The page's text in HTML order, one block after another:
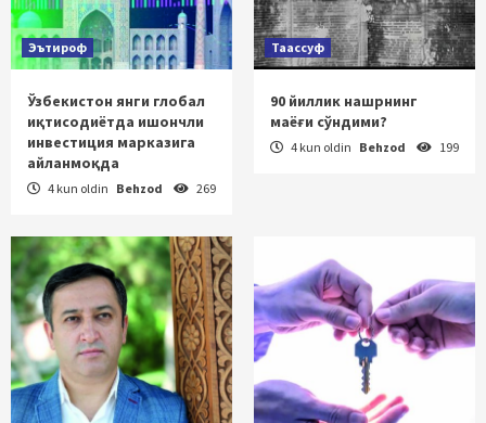
Эътироф
Ўзбекистон янги глобал
иқтисодиётда ишончли
инвестиция марказига
айланмоқда
4 kun oldin Behzod 269
Таассуф
90 йиллик нашрнинг
маёғи сўндими?
4 kun oldin Behzod 199